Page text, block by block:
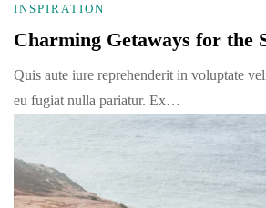
INSPIRATION
Charming Getaways for the
Quis aute iure reprehenderit in voluptate
eu fugiat nulla pariatur. Ex…